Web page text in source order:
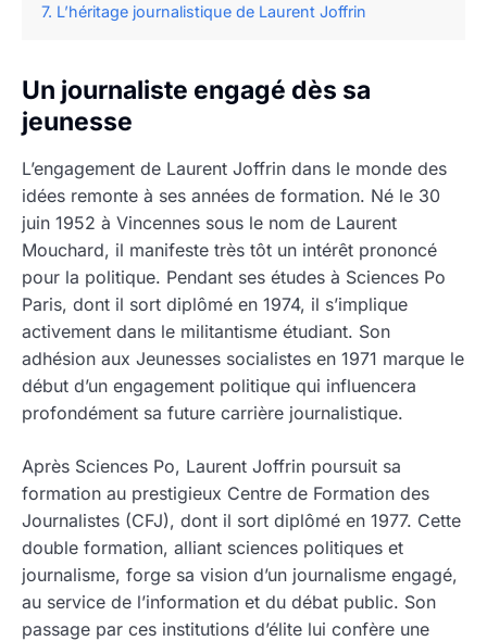
L’héritage journalistique de Laurent Joffrin
Un journaliste engagé dès sa
jeunesse
L’engagement de Laurent Joffrin dans le monde des
idées remonte à ses années de formation. Né le 30
juin 1952 à Vincennes sous le nom de Laurent
Mouchard, il manifeste très tôt un intérêt prononcé
pour la politique. Pendant ses études à Sciences Po
Paris, dont il sort diplômé en 1974, il s’implique
activement dans le militantisme étudiant. Son
adhésion aux Jeunesses socialistes en 1971 marque le
début d’un engagement politique qui influencera
profondément sa future carrière journalistique.
Après Sciences Po, Laurent Joffrin poursuit sa
formation au prestigieux Centre de Formation des
Journalistes (CFJ), dont il sort diplômé en 1977. Cette
double formation, alliant sciences politiques et
journalisme, forge sa vision d’un journalisme engagé,
au service de l’information et du débat public. Son
passage par ces institutions d’élite lui confère une